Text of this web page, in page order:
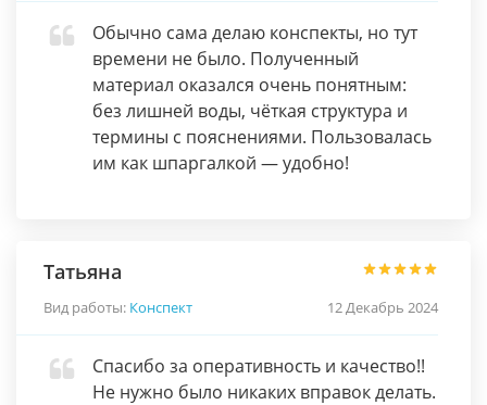
Обычно сама делаю конспекты, но тут
времени не было. Полученный
материал оказался очень понятным:
без лишней воды, чёткая структура и
термины с пояснениями. Пользовалась
им как шпаргалкой — удобно!
Татьяна
Вид работы: Конспект 12 Декабрь 2024
Спасибо за оперативность и качество!!
Не нужно было никаких вправок делать.